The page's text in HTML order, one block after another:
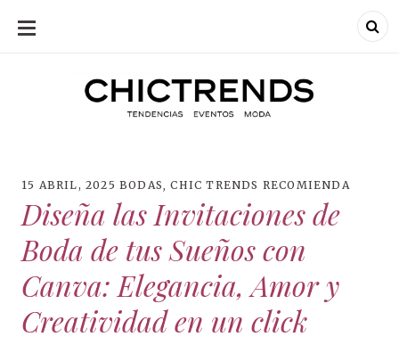
SKIP
fotografía
Chic Trends
15 ABRIL, 2025 BODAS,CHIC TRENDS RECOMIENDA
Diseña las Invitaciones de
Boda de tus Sueños con
Canva: Elegancia, Amor y
Creatividad en un click